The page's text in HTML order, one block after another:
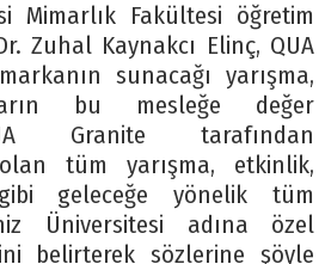
Mimarlık Fakültesi öğretim
Zuhal Kaynakcı Elinç, QUA
sunacağı yarışma,
bu mesleğe değer
Granite tarafından
tüm yarışma, etkinlik,
geleceğe yönelik tüm
Üniversitesi adına özel
belirterek sözlerine şöyle